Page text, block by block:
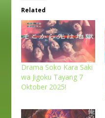
Related
Drama Soko Kara Saki
wa Jigoku Tayang 7
Oktober 2025!